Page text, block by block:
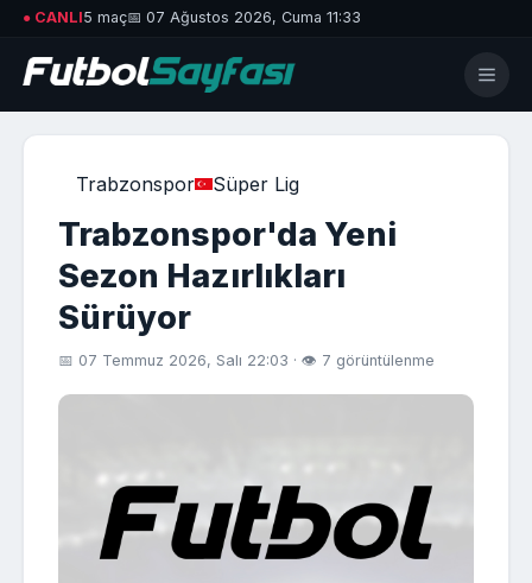
● CANLI5 maç📅 07 Ağustos 2026, Cuma 11:33
Trabzonspor Süper Lig
Trabzonspor'da Yeni
Sezon Hazırlıkları
Sürüyor
📅 07 Temmuz 2026, Salı 22:03 · 👁 7 görüntülenme